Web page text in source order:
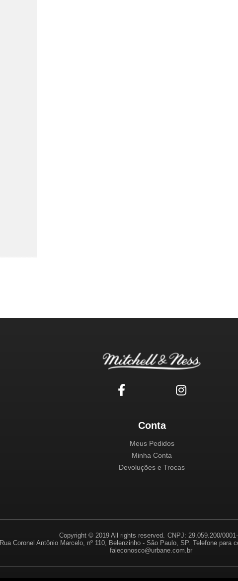
Conta
Meus Pedidos
Minha Conta
Devoluções e Trocas
Copyright © 2019 All rights reserved. CNPJ: 29.059.200/
Rua Coronel Antônio Marcelo, nº 110, Belenzinho - São Paulo, SP. Telefone para
faleconosco@urbane.com.br